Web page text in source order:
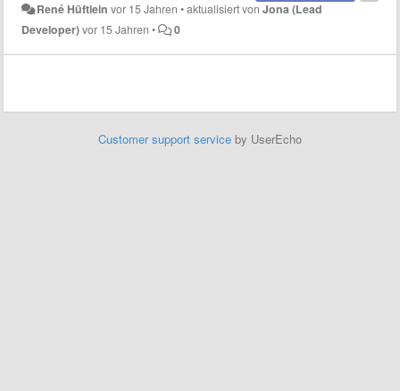
René Hüftlein vor 15 Jahren •aktualisiert vonJona (Lead
Developer)vor 15 Jahren • 0
Customer support service by UserEcho